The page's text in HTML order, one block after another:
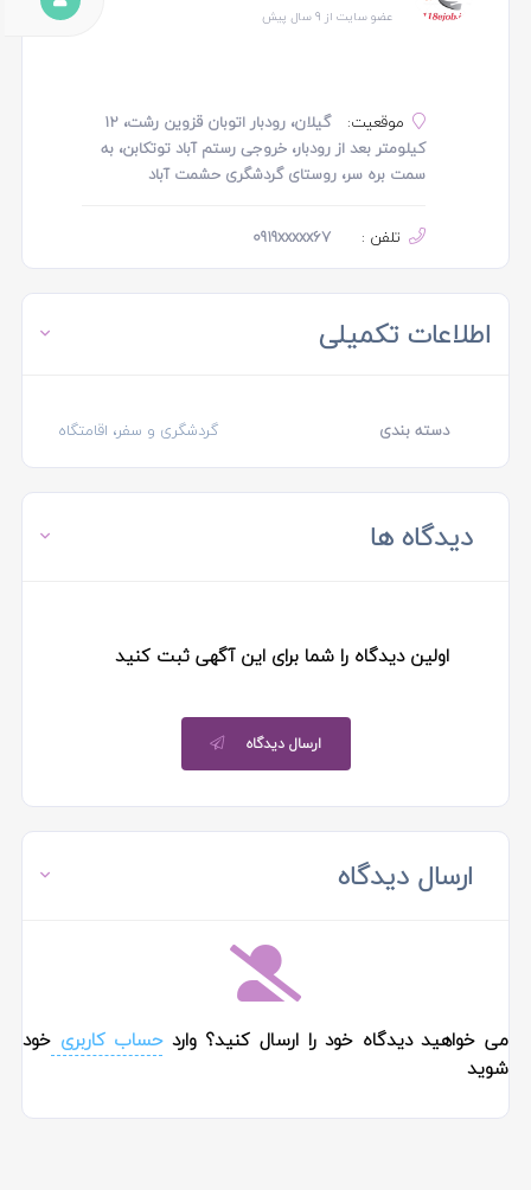
عضو سایت از 9 سال پیش
موقعیت:
گیلان، رودبار اتوبان قزوین رشت، ۱۲
کیلومتر بعد از رودبار، خروجی رستم آباد توتکابن، به
سمت بره سر، روستای گردشگری حشمت آباد
تلفن : 0919xxxxx67
اطلاعات تکمیلی
دسته بندی گردشگری و سفر، اقامتگاه
دیدگاه ها
اولین دیدگاه را شما برای این آگهی ثبت کنید
ارسال دیدگاه
ارسال دیدگاه
می خواهید دیدگاه خود را ارسال کنید؟ واردحساب کاربریخود
شوید